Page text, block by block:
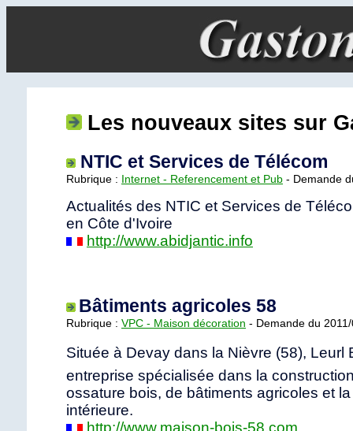
Les nouveaux sites sur
NTIC et Services de Télécom
Rubrique : Internet - Referencement et Pub - Demande
Actualités des NTIC et Services de
en Côte d'Ivoire
http://www.abidjantic.info
Bâtiments agricoles 58
Rubrique : VPC - Maison décoration - Demande du
Située à Devay dans la Nièvre (58), Leurl
entreprise spécialisée dans la
ossature bois, de bâtiments agricoles et
intérieure.
http://www.maison-bois-58.com